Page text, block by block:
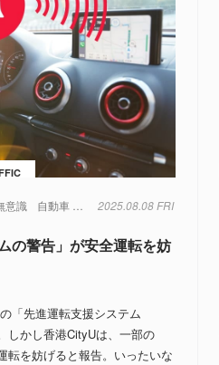
意識 自動車 視覚2025.08.08 FRI
の警告」が安全運転を妨
「先進運転支援システム
しかし香港CityUは、一部の
転を妨げると報告。いったいな